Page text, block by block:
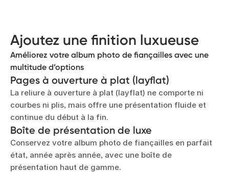
Ajoutez une finition luxueuse
Améliorez votre album photo de fiançailles avec une
multitude d’options
Pages à ouverture à plat (layflat)
La reliure à ouverture à plat (layflat) ne comporte ni
courbes ni plis, mais offre une présentation fluide et
continue du début à la fin.
Boîte de présentation de luxe
Conservez votre album photo de fiançailles en parfait
état, année après année, avec une boîte de
présentation haut de gamme.